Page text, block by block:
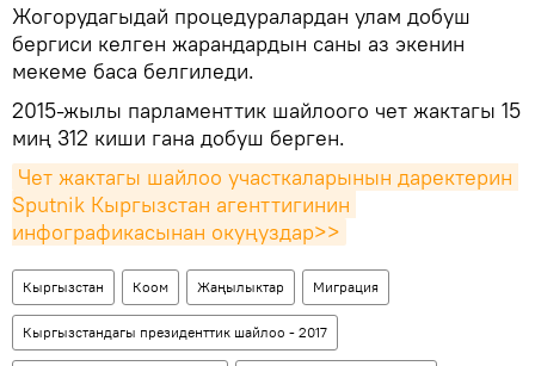
Жогорудагыдай процедуралардан улам добуш
бергиси келген жарандардын саны аз экенин
мекеме баса белгиледи.
2015-жылы парламенттик шайлоого чет жактагы 15
миң 312 киши гана добуш берген.
Чет жактагы шайлоо участкаларынын даректерин
Sputnik Кыргызстан агенттигинин
инфографикасынан окуңуздар>>
Кыргызстан Коом Жаңылыктар Миграция
Кыргызстандагы президенттик шайлоо - 2017